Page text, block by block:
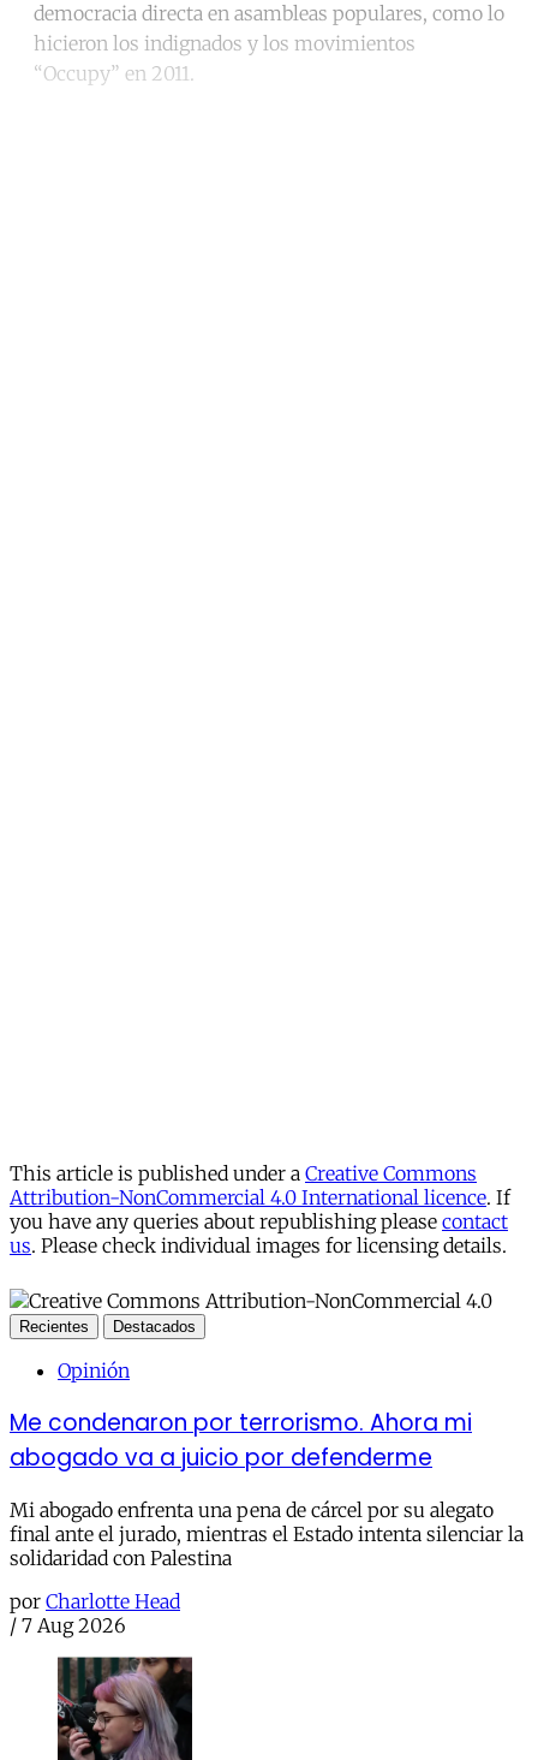
democracia directa en asambleas populares, como lo
hicieron los indignados y los movimientos
“Occupy” en 2011.
This article is published under a Creative Commons
Attribution-NonCommercial 4.0 International licence. If
you have any queries about republishing please contact
us. Please check individual images for licensing details.
Recientes Destacados
Opinión
Me condenaron por terrorismo. Ahora mi
abogado va a juicio por defenderme
Mi abogado enfrenta una pena de cárcel por su alegato
final ante el jurado, mientras el Estado intenta silenciar la
solidaridad con Palestina
por Charlotte Head
/ 7 Aug 2026